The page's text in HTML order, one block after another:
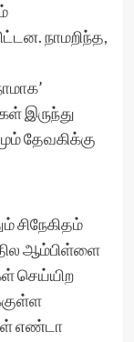
நாமறிந்த,
இருந்து
தேவகிக்கு
சிநேகிதம்
ஆம்பிள்ளை
செய்யிற
எண்டா